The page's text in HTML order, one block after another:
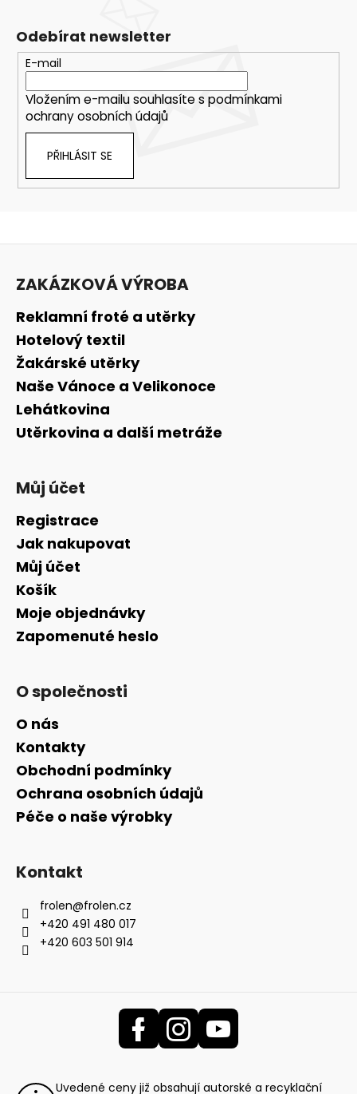
Odebírat newsletter
E-mail
Vložením e-mailu souhlasíte s podmínkami
ochrany osobních údajů
PŘIHLÁSIT SE
ZAKÁZKOVÁ VÝROBA
Reklamní froté a utěrky
Hotelový textil
Žakárské utěrky
Naše Vánoce a Velikonoce
Lehátkovina
Utěrkovina a další metráže
Můj účet
Registrace
Jak nakupovat
Můj účet
Košík
Moje objednávky
Zapomenuté heslo
O společnosti
O nás
Kontakty
Obchodní podmínky
Ochrana osobních údajů
Péče o naše výrobky
Kontakt
frolen@frolen.cz
+420 491 480 017
+420 603 501 914
Uvedené ceny již obsahují autorské a recyklační